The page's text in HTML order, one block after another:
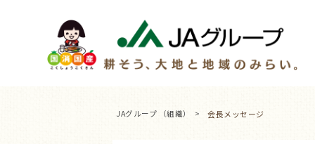
JAグループ （組織） 会長メッセージ